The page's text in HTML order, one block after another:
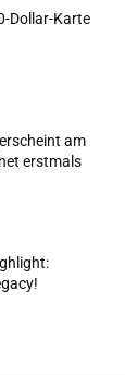
Dollar-Karte
am
erstmals